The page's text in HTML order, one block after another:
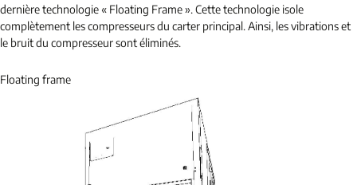
dernière technologie « Floating Frame ». Cette technologie isole
complètement les compresseurs du carter principal. Ainsi, les vibrations et
le bruit du compresseur sont éliminés.
Floating frame